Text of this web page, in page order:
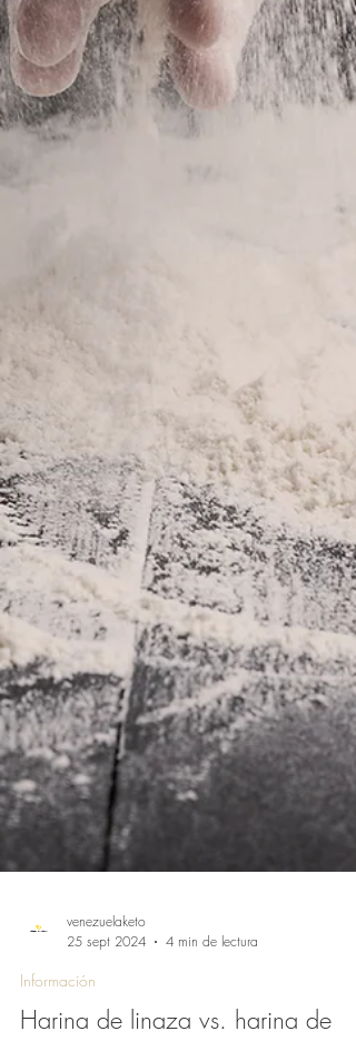
25 sept 2024
4 min de lectura